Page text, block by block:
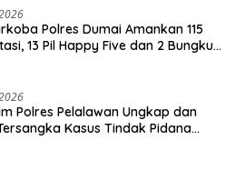
Polres Dumai Amankan 115
13 Pil Happy Five dan 2 Bungkus
Polres Pelalawan Ungkap dan
Kasus Tindak Pidana